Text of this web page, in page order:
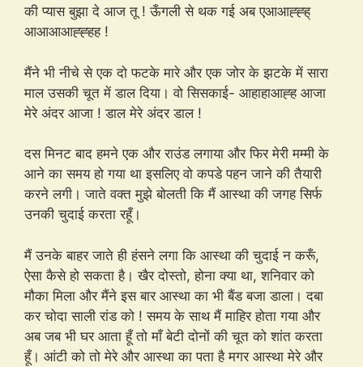
की प्यास बुझा दे आज तू ! ऊँगली से थक गई अब एआआह्ह्ह्
आआआआह्ह्हह !
मैंने भी नीचे से एक दो फटके मारे और एक जोर के झटके में सारा
माल उसकी चूत में डाल दिया। वो सिसकाई- आहाहाआह्ह आजा
मेरे अंदर आजा ! डाल मेरे अंदर डाल !
दस मिनट बाद हमने एक और राउंड लगाया और फिर मेरी मम्मी के
आने का समय हो गया था इसलिए वो कपडे पहन जाने की तैयारी
करने लगी। जाते वक्त मुझे बोलती कि मैं आस्था की जगह सिर्फ
उनकी चुदाई करता रहूँ।
मैं उनके बाहर जाते ही हंसने लगा कि आस्था की चुदाई न करूँ,
ऐसा कैसे हो सकता है। खैर दोस्तो, होना क्या था, शनिवार को
मौका मिला और मैंने इस बार आस्था का भी बैंड बजा डाला। दबा
कर चोदा साली रांड को ! समय के साथ मैं माहिर होता गया और
अब जब भी घर आता हूँ तो माँ बेटी दोनों की चूत को शांत करता
हूँ। आंटी को तो मेरे और आस्था का पता है मगर आस्था मेरे और